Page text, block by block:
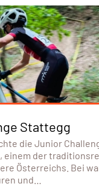
Stattegg
die Junior
einem der
Österreichs. Bei
und…